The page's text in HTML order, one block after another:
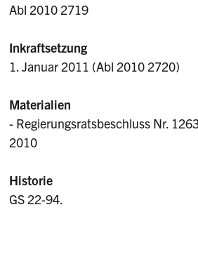
Abl 2010 2719
Inkraftsetzung
1. Januar 2011 (Abl 2010 2720)
Materialien
- Regierungsratsbeschluss Nr.
2010
Historie
GS 22-94.